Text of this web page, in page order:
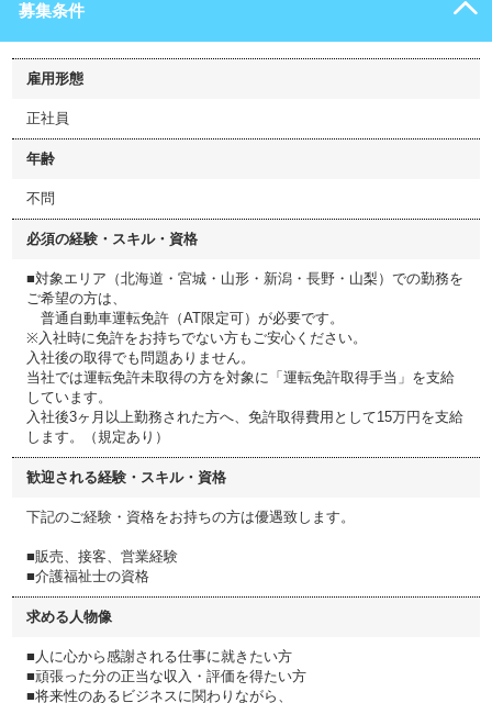
募集条件
雇用形態
正社員
年齢
不問
必須の経験・スキル・資格
■対象エリア（北海道・宮城・山形・新潟・長野・山梨）での勤務を
ご希望の方は、
普通自動車運転免許（AT限定可）が必要です。
※入社時に免許をお持ちでない方もご安心ください。
入社後の取得でも問題ありません。
当社では運転免許未取得の方を対象に「運転免許取得手当」を支給
しています。
入社後3ヶ月以上勤務された方へ、免許取得費用として15万円を支給
します。（規定あり）
歓迎される経験・スキル・資格
下記のご経験・資格をお持ちの方は優遇致します。
■販売、接客、営業経験​
■介護福祉士の資格​
求める人物像
■人に心から感謝される仕事に就きたい方​
■頑張った分の正当な収入・評価を得たい方​
■将来性のあるビジネスに関わりながら、